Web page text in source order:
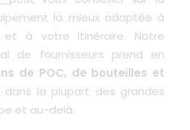
la mieux adaptée à
et à votre itinéraire. Notre
de fournisseurs prend en
de POC, de bouteilles et
dans la plupart des grandes
et au-delà.